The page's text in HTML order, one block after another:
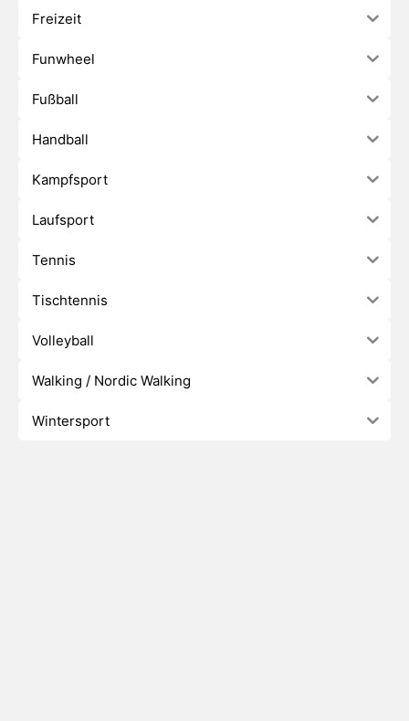
Freizeit
Funwheel
Fußball
Handball
Kampfsport
Laufsport
Tennis
Tischtennis
Volleyball
Walking / Nordic Walking
Wintersport